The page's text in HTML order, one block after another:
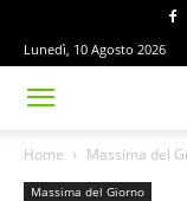
Lunedì, 10 Agosto 2026
Home Massima del
Massima del Giorno